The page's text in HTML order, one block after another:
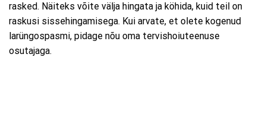
rasked. Näiteks võite välja hingata ja köhida, kuid teil on
raskusi sissehingamisega. Kui arvate, et olete kogenud
larüngospasmi, pidage nõu oma tervishoiuteenuse
osutajaga.